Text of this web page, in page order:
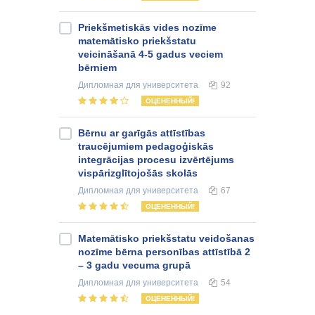
Priekšmetiskās vides nozīme
matemātisko priekšstatu
veicināšanā 4-5 gadus veciem
bērniem
Дипломная для университета 92
ОЦЕНЕННЫЙ!
Bērnu ar garīgās attīstības
traucējumiem pedagoģiskās
integrācijas procesu izvērtējums
vispārizglītojošās skolās
Дипломная для университета 67
ОЦЕНЕННЫЙ!
Matemātisko priekšstatu veidošanas
nozīme bērna personības attīstībā 2
– 3 gadu vecuma grupā
Дипломная для университета 54
ОЦЕНЕННЫЙ!